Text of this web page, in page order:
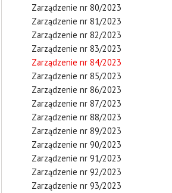
Zarządzenie nr 80/2023
Zarządzenie nr 81/2023
Zarządzenie nr 82/2023
Zarządzenie nr 83/2023
Zarządzenie nr 84/2023
Zarządzenie nr 85/2023
Zarządzenie nr 86/2023
Zarządzenie nr 87/2023
Zarządzenie nr 88/2023
Zarządzenie nr 89/2023
Zarządzenie nr 90/2023
Zarządzenie nr 91/2023
Zarządzenie nr 92/2023
Zarządzenie nr 93/2023